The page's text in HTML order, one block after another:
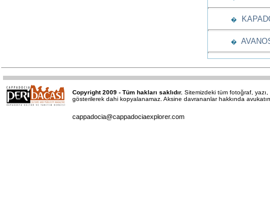
�
�
Copyright 2009 - Tüm hakları saklıdır. Sitemizdeki tüm fotoğraf,
gösterilerek dahi kopyalanamaz. Aksine davrananlar hakkında
cappadocia@cappadociaexplorer.com